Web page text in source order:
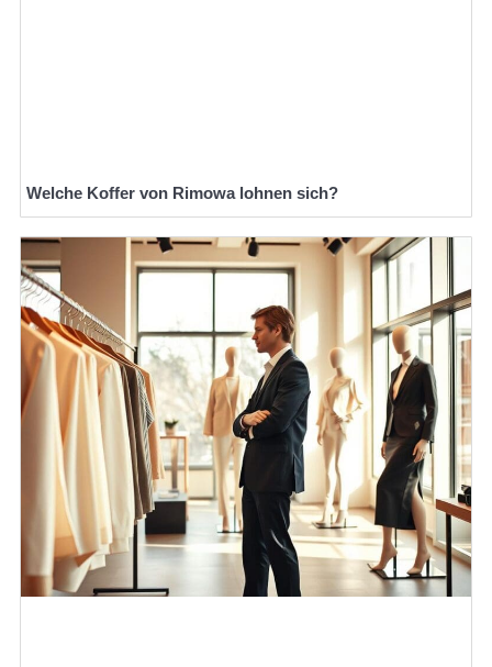
Welche Koffer von Rimowa lohnen sich?